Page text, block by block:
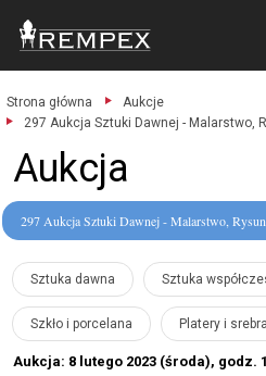
Strona główna
Aukcje
297 Aukcja Sztuki Dawnej - Malarstwo,
Aukcja
297 Aukcja Sztuki Dawnej - Malarstwo,
Sztuka dawna Sztuka
Szkło i porcelana Platery i srebra
Aukcja: 8 lutego 2023 (środa), godz.